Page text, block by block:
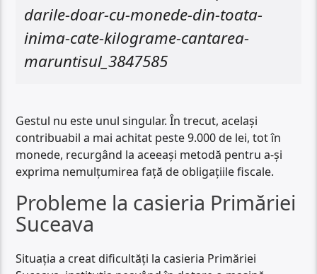
darile-doar-cu-monede-din-toata-
inima-cate-kilograme-cantarea-
maruntisul_3847585
Gestul nu este unul singular. În trecut, același
contribuabil a mai achitat peste 9.000 de lei, tot în
monede, recurgând la aceeași metodă pentru a-și
exprima nemulțumirea față de obligațiile fiscale.
Probleme la casieria Primăriei
Suceava
Situația a creat dificultăți la casieria Primăriei